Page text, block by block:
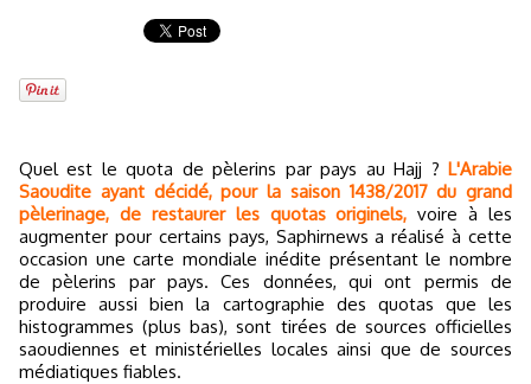
Quel est le quota de pèlerins par pays au Hajj ? L'Arabie
Saoudite ayant décidé, pour la saison 1438/2017 du grand
pèlerinage, de restaurer les quotas originels, voire à les
augmenter pour certains pays, Saphirnews a réalisé à cette
occasion une carte mondiale inédite présentant le nombre
de pèlerins par pays. Ces données, qui ont permis de
produire aussi bien la cartographie des quotas que les
histogrammes (plus bas), sont tirées de sources officielles
saoudiennes et ministérielles locales ainsi que de sources
médiatiques fiables.